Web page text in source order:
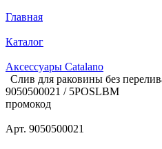
Главная
Каталог
Аксессуары Catalano
Слив для раковины без
9050500021 / 5POSLBM
промокод
Арт. 9050500021